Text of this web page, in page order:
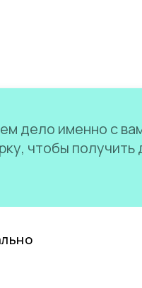
дело именно с
чтобы получить